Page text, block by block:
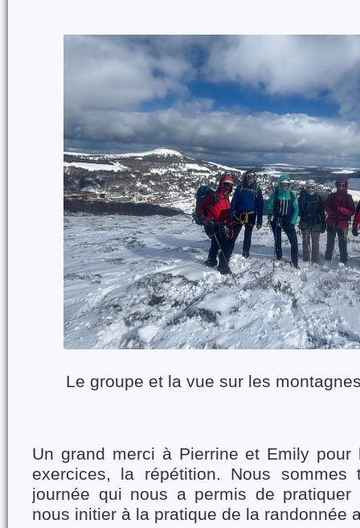
Le groupe et la vue sur les
Un grand merci à Pierrine et Emily pour
exercices, la répétition. Nous
journée qui nous a permis de
nous initier à la pratique de la randonnée